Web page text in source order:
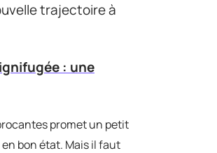
trajectoire à
: une
promet un petit
bon état. Mais il faut